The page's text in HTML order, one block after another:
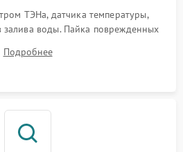
ТЭНа, датчика температуры,
залива воды. Пайка поврежденных
проводки и контактов.
Подробнее